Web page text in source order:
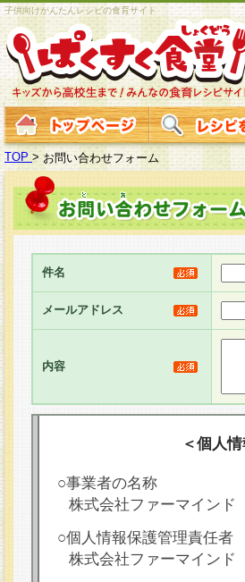
子供向けかんたんレシピの食育サイト
TOP > お問い合わせフォーム
件名
メールアドレス
内容
＜個人
○事業者の名称
株式会社ファーマインド
○個人情報保護管理責任者
株式会社ファーマイ